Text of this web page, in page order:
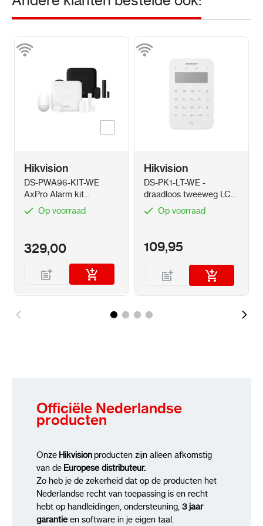
Kleur
Hikvision
DS-PWA96-KIT-WE
AxPro Alarm kit
draadloos LAN, WiFi en
3G/4G
Op voorraad
329,00
Hikvision
DS-PK1-LT-WE -
draadloos tweeweg LCD
bediendeel met
kaartlezer
Op voorraad
109,95
Officiële Nederlandse
producten
Onze Hikvisionproducten zijn alleen afkomstig
van de Europese distributeur.
Zo heb je de zekerheid dat op de producten het
Nederlandse recht van toepassing is en recht
hebt op handleidingen, ondersteuning, 3 jaar
garantieen software in je eigen taal.